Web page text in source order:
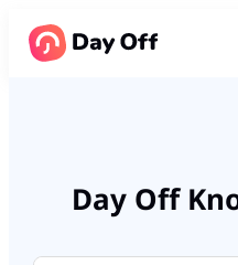
Day Off